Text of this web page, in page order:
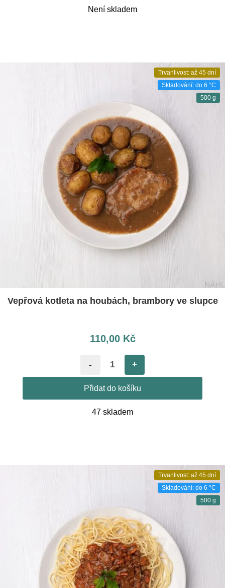
Není skladem
Trvanlivost: až 45 dní
Skladování: do 6 °C
500 g
Vepřová kotleta na houbách, brambory ve slupce
110,00 Kč
- +
Přidat do košíku
47 skladem
Trvanlivost: až 45 dní
Skladování: do 6 °C
500 g